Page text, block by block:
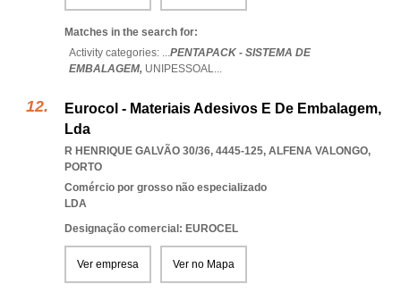
Matches in the search for:
Activity categories: ...PENTAPACK - SISTEMA DE
EMBALAGEM, UNIPESSOAL...
Eurocol - Materiais Adesivos E De Embalagem,
Lda
R HENRIQUE GALVÃO 30/36, 4445-125, ALFENA VALONGO,
PORTO
Comércio por grosso não especializado
LDA
Designação comercial: EUROCEL
Ver empresa Ver no Mapa